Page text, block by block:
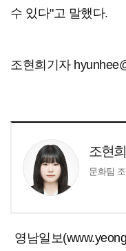
수 있다"고 말했다.
조현희기자
조현희
문화팀
영남일보